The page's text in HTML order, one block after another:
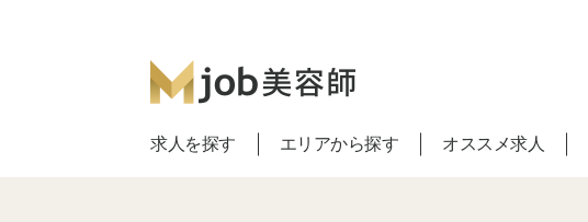
求人を探す エリアから探す オススメ求人